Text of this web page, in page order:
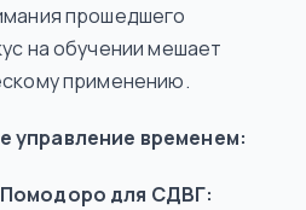
прошедшего
на обучении мешает
применению.
управление временем:
для СДВГ: